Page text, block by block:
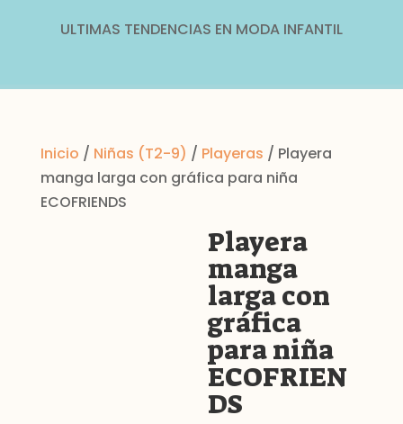
ULTIMAS TENDENCIAS EN MODA INFANTIL
Inicio / Niñas (T2-9) / Playeras / Playera
manga larga con gráfica para niña
ECOFRIENDS
Playera
manga
larga con
gráfica
para niña
ECOFRIEN
DS